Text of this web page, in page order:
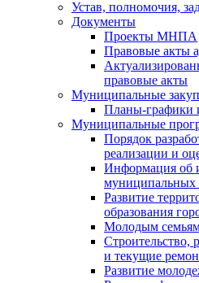
Устав, полномочия,
Документы
Проекты МНПА
Правовые акты
правовые акты
Муниципальные
Планы-графики
Муниципальные
Порядок
реализации и
Информация об
муниципальных
Развитие
образования
Молодым
Строительство,
и текущие
Развитие